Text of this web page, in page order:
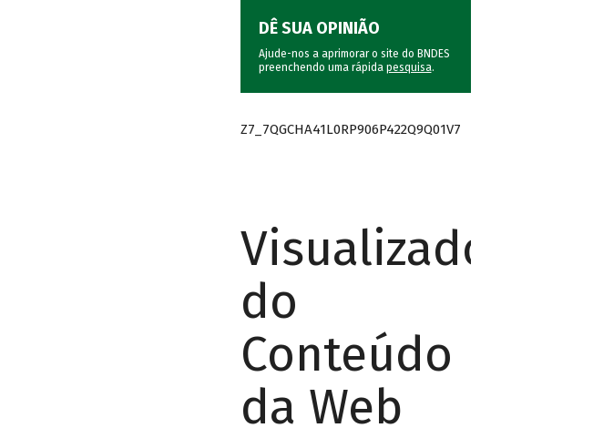
DÊ SUA OPINIÃO
Ajude-nos a aprimorar o site do BNDES
preenchendo uma rápida pesquisa.
Z7_7QGCHA41L0RP906P422Q9Q01V7
Visualizador
do
Conteúdo
da Web